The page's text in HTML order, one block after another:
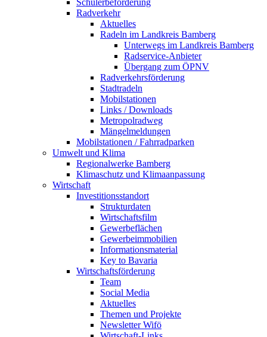
Schülerbeförderung
Radverkehr
Aktuelles
Radeln im Landkreis Bamberg
Unterwegs im Landkreis Bamberg
Radservice-Anbieter
Übergang zum ÖPNV
Radverkehrsförderung
Stadtradeln
Mobilstationen
Links / Downloads
Metropolradweg
Mängelmeldungen
Mobilstationen / Fahrradparken
Umwelt und Klima
Regionalwerke Bamberg
Klimaschutz und Klimaanpassung
Wirtschaft
Investitionsstandort
Strukturdaten
Wirtschaftsfilm
Gewerbeflächen
Gewerbeimmobilien
Informationsmaterial
Key to Bavaria
Wirtschaftsförderung
Team
Social Media
Aktuelles
Themen und Projekte
Newsletter Wifö